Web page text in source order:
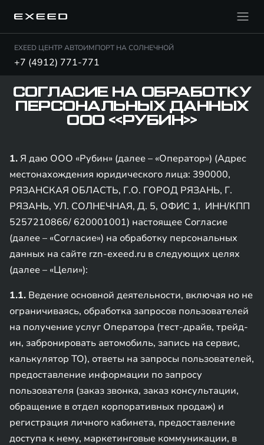
EXEED ЦЕНТР АВТОИМПОРТ НА СОЛНЕЧНОЙ
+7 (4912) 771-771
СОГЛАСИЕ НА ОБРАБОТКУ
ПЕРСОНАЛЬНЫХ ДАННЫХ
ООО «РУБИН»
1. Я даю ООО «Рубин» (далее – «Оператор») (Адрес
местонахождения юридического лица: 390000,
РЯЗАНСКАЯ ОБЛАСТЬ, Г.О. ГОРОД РЯЗАНЬ, Г.
РЯЗАНЬ, УЛ. СОЛНЕЧНАЯ, Д. 5, ОФИС 1, ИНН/КПП
5257210866/ 620001001) настоящее Согласие
(далее – «Согласие») на обработку персональных
данных на сайте rzn-exeed.ru в следующих целях
(далее – «Цели»):
1.1. Ведение основной деятельности, включая но не
ограничиваясь, обработка запросов пользователей
на получение услуг Оператора (тест-драйв, трейд-
ин, забронировать автомобиль, запись на сервис,
калькулятор ТО), ответы на запросы пользователей,
предоставление информации по запросу
пользователя (заказ звонка, заказ консультации,
обращение в отдел корпоративных продаж) и
регистрация личного кабинета, предоставление
доступа к нему, маркетинговые коммуникации, в